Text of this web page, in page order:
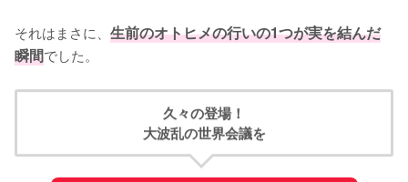
それはまさに、 生前のオトヒメの行いの1つが実を結んだ
瞬間でした。
久々の登場！
大波乱の世界会議を